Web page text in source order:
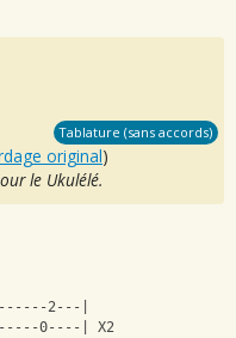
Tablature (sans accords)
original)
le Ukulélé.
2---|
0----| X2